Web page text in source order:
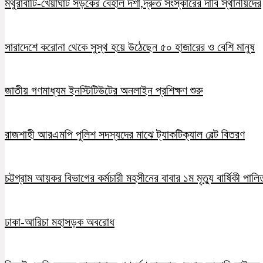
মথুরাবাটি-খেয়াঘাট সড়কের বেহাল দশা,দ্রুত সংস্কারের দাবি স্থানীয়দের
সারাদেশে করোনা থেকে সুস্থ হয়ে উঠেছেন ৫০ হাজারের ও বেশি মানুষ
জাতীয় গণমাধ্যম ইনস্টিটিউটের অনলাইন প্রশিক্ষণ শুরু
রাজশাহী আরএমপি পুলিশ সদস্যদের মাঝে ট্যাকটিক্যাল বেল্ট বিতরণ
চট্টগ্রাম আয়কর বিভাগের কর্মচারী মহসীনের বাবার ১ম মৃত্যু বার্ষিকী
ঢাকা-আরিচা মহাসড়ক অবরোধ